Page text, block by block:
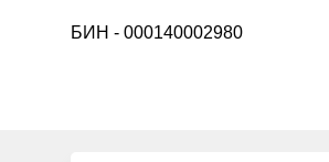
БИН - 000140002980